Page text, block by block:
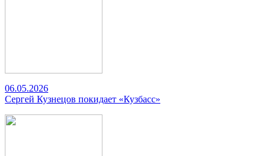
06.05.2026
Сергей Кузнецов покидает «Кузбасс»